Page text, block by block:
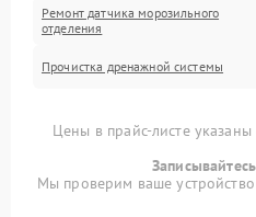
Ремонт датчика морозильного
отделения
Прочистка дренажной системы
Цены в прайс-листе
Мы проверим ваше